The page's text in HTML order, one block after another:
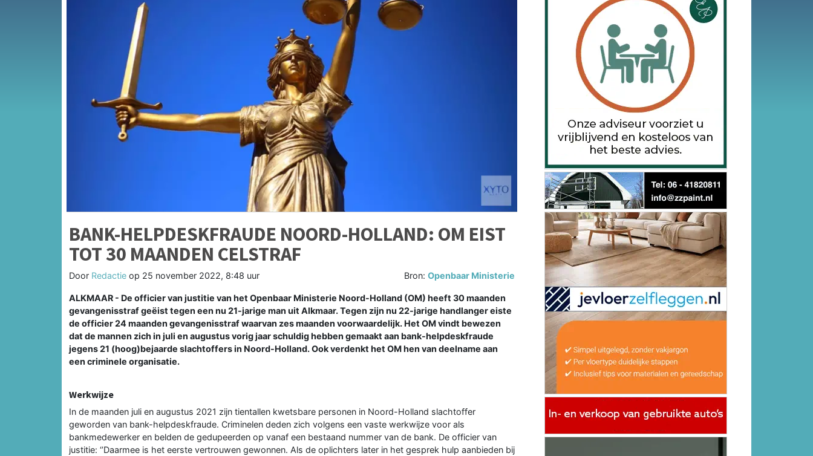
BANK-HELPDESKFRAUDE NOORD-HOLLAND: OM EIST
TOT 30 MAANDEN CELSTRAF
Door Redactie op 25 november 2022, 8:48 uur Bron:Openbaar Ministerie
ALKMAAR - De officier van justitie van het Openbaar Ministerie Noord-Holland (OM) heeft 30 maanden
gevangenisstraf geëist tegen een nu 21-jarige man uit Alkmaar. Tegen zijn nu 22-jarige handlanger eiste
de officier 24 maanden gevangenisstraf waarvan zes maanden voorwaardelijk. Het OM vindt bewezen
dat de mannen zich in juli en augustus vorig jaar schuldig hebben gemaakt aan bank-helpdeskfraude
jegens 21 (hoog)bejaarde slachtoffers in Noord-Holland. Ook verdenkt het OM hen van deelname aan
een criminele organisatie.
Werkwijze
In de maanden juli en augustus 2021 zijn tientallen kwetsbare personen in Noord-Holland slachtoffer
geworden van bank-helpdeskfraude. Criminelen deden zich volgens een vaste werkwijze voor als
bankmedewerker en belden de gedupeerden op vanaf een bestaand nummer van de bank. De officier van
justitie: ‘’Daarmee is het eerste vertrouwen gewonnen. Als de oplichters later in het gesprek hulp aanbieden bij